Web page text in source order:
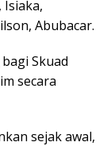
Isiaka,
Abubacar.
Skuad
secara
sejak awal,